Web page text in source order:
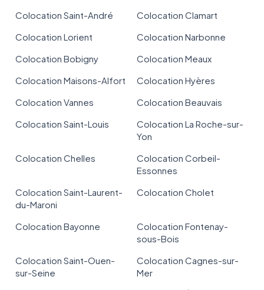
Colocation Saint-André
Colocation Clamart
Colocation Lorient
Colocation Narbonne
Colocation Bobigny
Colocation Meaux
Colocation Maisons-Alfort
Colocation Hyères
Colocation Vannes
Colocation Beauvais
Colocation Saint-Louis
Colocation La Roche-sur-
Yon
Colocation Chelles
Colocation Corbeil-
Essonnes
Colocation Saint-Laurent-
du-Maroni
Colocation Cholet
Colocation Bayonne
Colocation Fontenay-
sous-Bois
Colocation Saint-Ouen-
sur-Seine
Colocation Cagnes-sur-
Mer